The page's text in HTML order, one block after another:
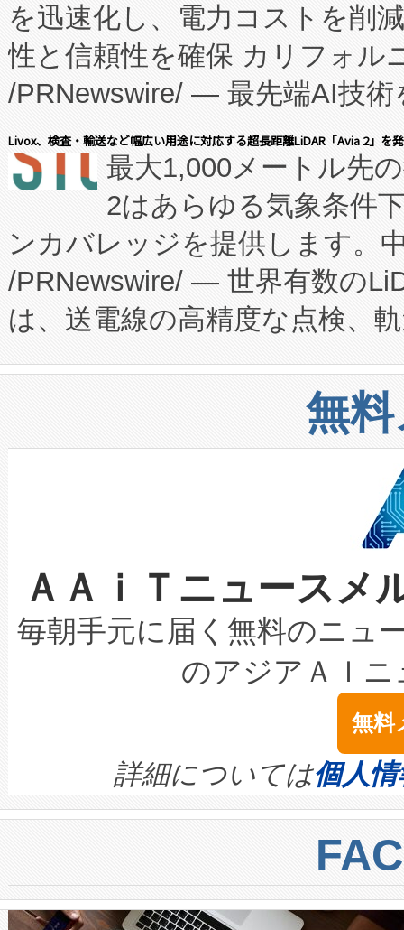
従来のフェッドバッチ施設の
に、患者やサプライチェーン
キー方式で拡張性が高く、持
す。FCCM‑を活用した現地生
患者にとっての費用負担を大
のアクセスを大幅に拡大する
Fully-Connected Continuous
プログラムには、施設設計・
に関する技術移転および知的
構造化トレーニングカリキュ
上げおよび商用化段階におけ
設備整備および立ち上げ調整
加組織は、Enzeneのバイオ
選定された製品について、自
取得できる可能性もあります
設には、3億～4億ドルかか
最高経営責任者（CEO）であ
す。「当社のfully-connected
ームを利用すれば、6,000万
きます。この効率性は、フェ
を迅速化し、電力コストを削
性と信頼性を確保 カリフォル
/PRNewswire/ — 最先端AI技術
会社エーアイ・アンド：本社
President原信平）と、エンタ
ードするVoltaiqは、日本にあ
ーエネルギー貯蔵システム（
た。 Voltaiq独自のAI搭載プラ
定、統合、導入、運用に至る
安全性を追跡し、確保する事
増加しているデータセンター
る電力網に大きな負担をかけ
事業者の負担軽減という課題
系統連系を迅速にし、ピーク
限を超えて利用可能な電力容
持できるよう貢献します。こ
ービスレベル契約（SLA）違
テリー性能の劣化によるダウ
念は、現在データセンターが
ます。 Voltaiq provides a
quality and reliability for AI
BESS stack to ensure battery
centers. Voltaiqは、ai&のAI
からシステム統合、試運転、
クルの各段階のデータを監視
Livox、検査・輸送など幅広い用途に対応する超長距離LiDAR「Avia 2」を
最大1,000メートル先
2はあらゆる気象条件
ンカバレッジを提供します。
/PRNewswire/ — 世界有数の
は、送電線の高精度な点検、
や穀物倉庫におけるバルク材
リューション「Avia 2」を発
したAvia 2は、1,000メート
狭視野のFOVを切り替えるこ
ケーブル、枝などの細かな対
なレーザースポットにより、
な環境下でも豊かなディテー
キロメートル範囲を検出
LiDAR for Inspections,
は1535 nmレーザーを搭載。
イズの小径化を実現すること
す。ノーマルモードでは、
ートル先まで検出でき、これ
トに対して約600メートルに
では、反射率10％のターゲッ
で向上し、最大検知距離は
無
ＡＡｉＴニュース
毎朝手元に届く無料のニュ
のアジアＡＩ
無料
詳細については個人